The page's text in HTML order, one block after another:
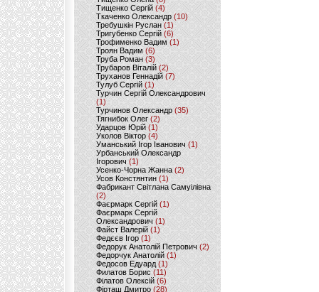
Тищенко Сергій (4)
Ткаченко Олександр (10)
Требушкін Руслан (1)
Тригубенко Сергій(6)
Трофименко Вадим (1)
Троян Вадим (6)
Труба Роман(3)
Трубаров Віталій (2)
Труханов Геннадій (7)
Тулуб Сергій(1)
Турчин Сергій Олександрович
(1)
Турчинов Олександр(35)
Тягнибок Олег (2)
Ударцов Юрій (1)
Уколов Віктор(4)
Уманський Ігор Іванович(1)
Урбанський Олександр
Ігорович (1)
Усенко-Чорна Жанна (2)
Усов Констянтин(1)
Фабрикант Світлана Самуілівна
(2)
Фаєрмарк Сергій(1)
Фаєрмарк Сергій
Олександрович (1)
Файст Валерій(1)
Федєєв Ігор (1)
Федорук Анатолій Петрович (2)
Федорчук Анатолій (1)
Федосов Едуард (1)
Филатов Борис (11)
Філатов Олексій (6)
Фірташ Дмитро (28)